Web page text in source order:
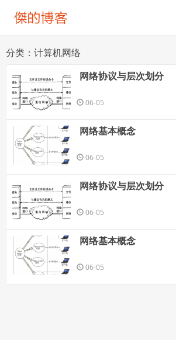
分类：计算机网络
网络协议与层次划分
06-05
网络基本概念
06-05
网络协议与层次划分
06-05
网络基本概念
06-05